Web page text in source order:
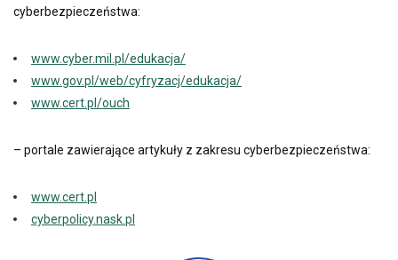
cyberbezpieczeństwa:
www.cyber.mil.pl/edukacja/
www.gov.pl/web/cyfryzacj/edukacja/
www.cert.pl/ouch
– portale zawierające artykuły z zakresu cyberbezpieczeństwa:
www.cert.pl
cyberpolicy.nask.pl